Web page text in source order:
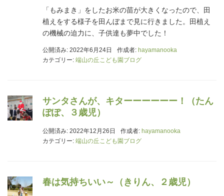
「もみまき」をしたお米の苗が大きくなったので、田
植えをする様子を田んぼまで見に行きました。田植え
の機械の迫力に、子供達も夢中でした！
公開済み: 2022年6月24日 作成者: hayamanooka
カテゴリー: 端山の丘こども園ブログ
サンタさんが、キターーーーーー！（たん
ぽぽ、３歳児）
公開済み: 2022年12月26日 作成者: hayamanooka
カテゴリー: 端山の丘こども園ブログ
春は気持ちいい～（きりん、２歳児）